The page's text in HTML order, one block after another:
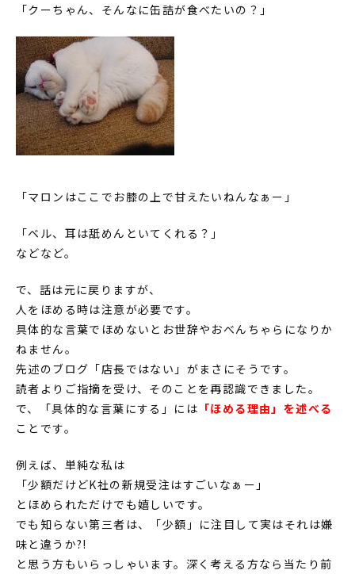
「クーちゃん、そんなに缶詰が食べたいの？」
「マロンはここでお膝の上で甘えたいねんなぁー」
「ベル、耳は舐めんといてくれる？」
などなど。
で、話は元に戻りますが、
人をほめる時は注意が必要です。
具体的な言葉でほめないとお世辞やおべんちゃらになりか
ねません。
先述のブログ「店長ではない」がまさにそうです。
読者よりご指摘を受け、そのことを再認識できました。
で、「具体的な言葉にする」には 「ほめる理由」を述べる
ことです。
例えば、単純な私は
「少額だけどK社の新規受注はすごいなぁー」
とほめられただけでも嬉しいです。
でも知らない第三者は、「少額」に注目して実はそれは嫌
味と違うか?!
と思う方もいらっしゃいます。深く考える方なら当たり前